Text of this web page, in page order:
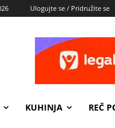
Ulogujte se / Pridružite se
KUHINJA REČ